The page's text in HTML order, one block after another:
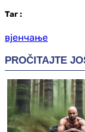
Таг :
вјенчање